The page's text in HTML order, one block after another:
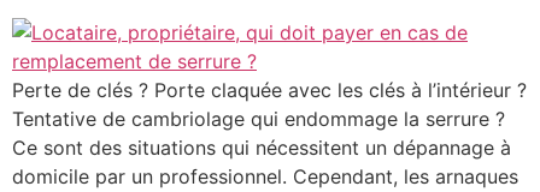
Perte de clés ? Porte claquée avec les clés à l’intérieur ?
Tentative de cambriolage qui endommage la serrure ?
Ce sont des situations qui nécessitent un dépannage à
domicile par un professionnel. Cependant, les arnaques